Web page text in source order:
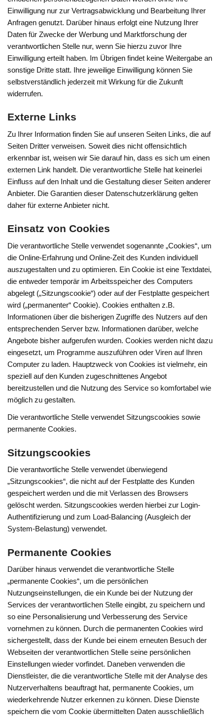
Einwilligung nur zur Vertragsabwicklung und Bearbeitung Ihrer
Anfragen genutzt. Darüber hinaus erfolgt eine Nutzung Ihrer
Daten für Zwecke der Werbung und Marktforschung der
verantwortlichen Stelle nur, wenn Sie hierzu zuvor Ihre
Einwilligung erteilt haben. Im Übrigen findet keine Weitergabe an
sonstige Dritte statt. Ihre jeweilige Einwilligung können Sie
selbstverständlich jederzeit mit Wirkung für die Zukunft
widerrufen.
Externe Links
Zu Ihrer Information finden Sie auf unseren Seiten Links, die auf
Seiten Dritter verweisen. Soweit dies nicht offensichtlich
erkennbar ist, weisen wir Sie darauf hin, dass es sich um einen
externen Link handelt. Die verantwortliche Stelle hat keinerlei
Einfluss auf den Inhalt und die Gestaltung dieser Seiten anderer
Anbieter. Die Garantien dieser Datenschutzerklärung gelten
daher für externe Anbieter nicht.
Einsatz von Cookies
Die verantwortliche Stelle verwendet sogenannte „Cookies“, um
die Online-Erfahrung und Online-Zeit des Kunden individuell
auszugestalten und zu optimieren. Ein Cookie ist eine Textdatei,
die entweder temporär im Arbeitsspeicher des Computers
abgelegt („Sitzungscookie“) oder auf der Festplatte gespeichert
wird („permanenter“ Cookie). Cookies enthalten z.B.
Informationen über die bisherigen Zugriffe des Nutzers auf den
entsprechenden Server bzw. Informationen darüber, welche
Angebote bisher aufgerufen wurden. Cookies werden nicht dazu
eingesetzt, um Programme auszuführen oder Viren auf Ihren
Computer zu laden. Hauptzweck von Cookies ist vielmehr, ein
speziell auf den Kunden zugeschnittenes Angebot
bereitzustellen und die Nutzung des Service so komfortabel wie
möglich zu gestalten.
Die verantwortliche Stelle verwendet Sitzungscookies sowie
permanente Cookies.
Sitzungscookies
Die verantwortliche Stelle verwendet überwiegend
„Sitzungscookies“, die nicht auf der Festplatte des Kunden
gespeichert werden und die mit Verlassen des Browsers
gelöscht werden. Sitzungscookies werden hierbei zur Login-
Authentifizierung und zum Load-Balancing (Ausgleich der
System-Belastung) verwendet.
Permanente Cookies
Darüber hinaus verwendet die verantwortliche Stelle
„permanente Cookies“, um die persönlichen
Nutzungseinstellungen, die ein Kunde bei der Nutzung der
Services der verantwortlichen Stelle eingibt, zu speichern und
so eine Personalisierung und Verbesserung des Service
vornehmen zu können. Durch die permanenten Cookies wird
sichergestellt, dass der Kunde bei einem erneuten Besuch der
Webseiten der verantwortlichen Stelle seine persönlichen
Einstellungen wieder vorfindet. Daneben verwenden die
Dienstleister, die die verantwortliche Stelle mit der Analyse des
Nutzerverhaltens beauftragt hat, permanente Cookies, um
wiederkehrende Nutzer erkennen zu können. Diese Dienste
speichern die vom Cookie übermittelten Daten ausschließlich